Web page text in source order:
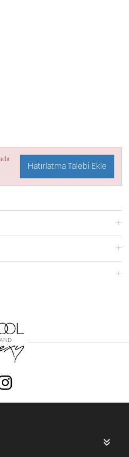
Hatırlatma Talebi Ekle